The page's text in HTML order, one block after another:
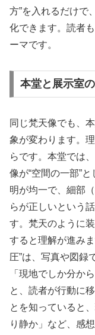
方”を入れるだけで
化できます。読者
ーマです。
本堂と展示室
同じ梵天像でも、
象が変わります。
らです。本堂では
像が“空間の一部”
明が均一で、細部
らが正しいという
す。梵天のように
すると理解が進み
圧”は、写真や図録
「現地でしか分か
と、読者が行動に
とを知っていると
り静か」など、感